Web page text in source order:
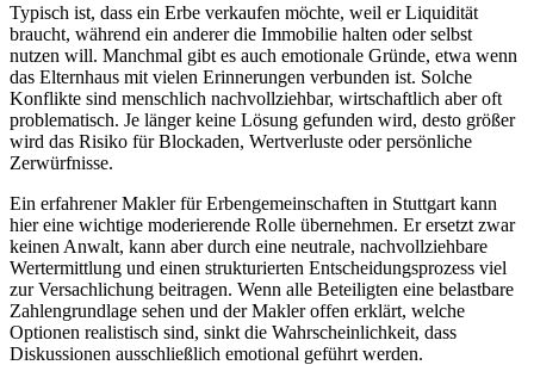
Typisch ist, dass ein Erbe verkaufen möchte, weil er Liquidität
braucht, während ein anderer die Immobilie halten oder selbst
nutzen will. Manchmal gibt es auch emotionale Gründe, etwa wenn
das Elternhaus mit vielen Erinnerungen verbunden ist. Solche
Konflikte sind menschlich nachvollziehbar, wirtschaftlich aber oft
problematisch. Je länger keine Lösung gefunden wird, desto größer
wird das Risiko für Blockaden, Wertverluste oder persönliche
Zerwürfnisse.
Ein erfahrener Makler für Erbengemeinschaften in Stuttgart kann
hier eine wichtige moderierende Rolle übernehmen. Er ersetzt zwar
keinen Anwalt, kann aber durch eine neutrale, nachvollziehbare
Wertermittlung und einen strukturierten Entscheidungsprozess viel
zur Versachlichung beitragen. Wenn alle Beteiligten eine belastbare
Zahlengrundlage sehen und der Makler offen erklärt, welche
Optionen realistisch sind, sinkt die Wahrscheinlichkeit, dass
Diskussionen ausschließlich emotional geführt werden.